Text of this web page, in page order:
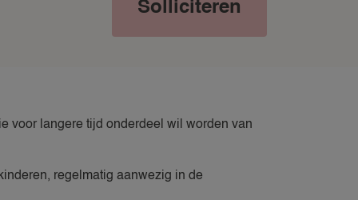
Solliciteren
voor langere tijd onderdeel wil worden van
regelmatig aanwezig in de